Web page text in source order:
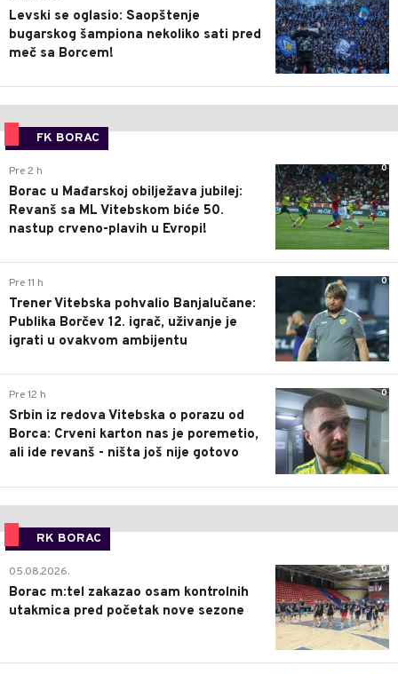
Levski se oglasio: Saopštenje
bugarskog šampiona nekoliko sati pred
meč sa Borcem!
FK BORAC
0
Pre 2 h
Borac u Mađarskoj obilježava jubilej:
Revanš sa ML Vitebskom biće 50.
nastup crveno-plavih u Evropi!
0
Pre 11 h
Trener Vitebska pohvalio Banjalučane:
Publika Borčev 12. igrač, uživanje je
igrati u ovakvom ambijentu
0
Pre 12 h
Srbin iz redova Vitebska o porazu od
Borca: Crveni karton nas je poremetio,
ali ide revanš - ništa još nije gotovo
RK BORAC
0
05.08.2026.
Borac m:tel zakazao osam kontrolnih
utakmica pred početak nove sezone